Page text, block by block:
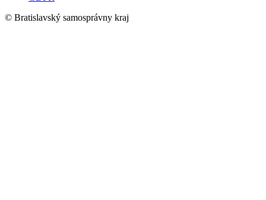
© Bratislavský samosprávny kraj